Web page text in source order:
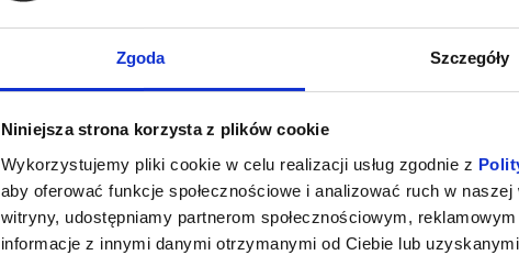
Zgoda Szczegóły
Niniejsza strona korzysta z plików cookie
Wykorzystujemy pliki cookie w celu realizacji usług zgodnie z
aby oferować funkcje społecznościowe i analizować ruch w
witryny, udostępniamy partnerom społecznościowym,
informacje z innymi danymi otrzymanymi od Ciebie lub